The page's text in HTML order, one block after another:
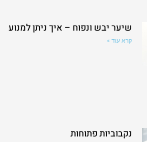
שיער יבש ונפוח – איך ניתן למנוע
קרא עוד »
נקבוביות פתוחות